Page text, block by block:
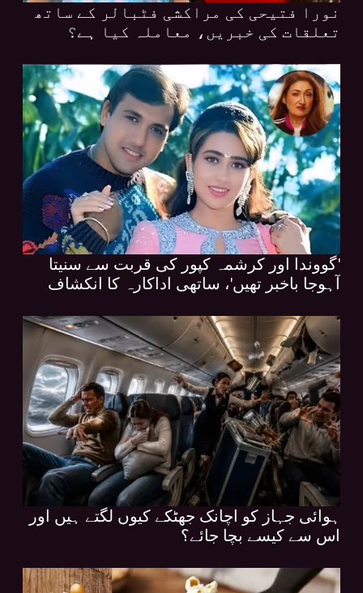
نورا فتیحی کی مراکشی فٹبالر کے ساتھ
تعلقات کی خبریں، معاملہ کیا ہے؟
'گووندا اور کرشمہ کپور کی قربت سے سنیتا
آہوجا باخبر تھیں'، ساتھی اداکارہ کا انکشاف
ہوائی جہاز کو اچانک جھٹکے کیوں لگتے ہیں اور
اس سے کیسے بچا جائے؟